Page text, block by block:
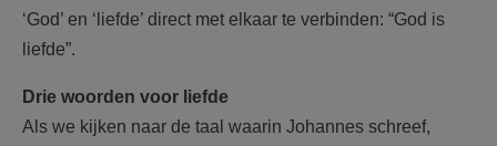
‘God’ en ‘liefde’ direct met elkaar te verbinden: “God is
liefde”.
Drie woorden voor liefde
Als we kijken naar de taal waarin Johannes schreef,